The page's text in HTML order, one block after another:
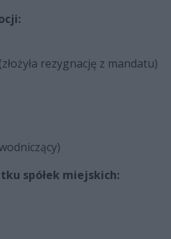
rezygnację z mandatu)
spółek miejskich: